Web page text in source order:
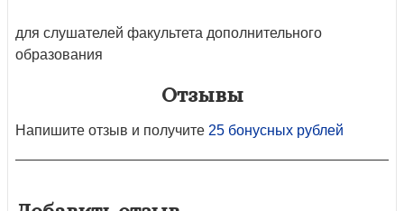
для слушателей факультета дополнительного
образования
Отзывы
Напишите отзыв и получите 25 бонусных рублей